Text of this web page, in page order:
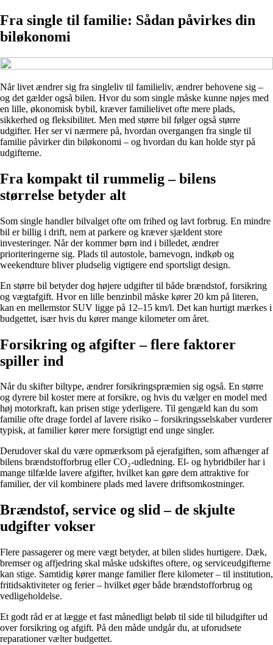
Fra single til familie: Sådan påvirkes din
biløkonomi
Når livet ændrer sig fra singleliv til familieliv, ændrer behovene sig –
og det gælder også bilen. Hvor du som single måske kunne nøjes med
en lille, økonomisk bybil, kræver familielivet ofte mere plads,
sikkerhed og fleksibilitet. Men med større bil følger også større
udgifter. Her ser vi nærmere på, hvordan overgangen fra single til
familie påvirker din biløkonomi – og hvordan du kan holde styr på
udgifterne.
Fra kompakt til rummelig – bilens
størrelse betyder alt
Som single handler bilvalget ofte om frihed og lavt forbrug. En mindre
bil er billig i drift, nem at parkere og kræver sjældent store
investeringer. Når der kommer børn ind i billedet, ændrer
prioriteringerne sig. Plads til autostole, barnevogn, indkøb og
weekendture bliver pludselig vigtigere end sportsligt design.
En større bil betyder dog højere udgifter til både brændstof, forsikring
og vægtafgift. Hvor en lille benzinbil måske kører 20 km på literen,
kan en mellemstor SUV ligge på 12–15 km/l. Det kan hurtigt mærkes i
budgettet, især hvis du kører mange kilometer om året.
Forsikring og afgifter – flere faktorer
spiller ind
Når du skifter biltype, ændrer forsikringspræmien sig også. En større
og dyrere bil koster mere at forsikre, og hvis du vælger en model med
høj motorkraft, kan prisen stige yderligere. Til gengæld kan du som
familie ofte drage fordel af lavere risiko – forsikringsselskaber vurderer
typisk, at familier kører mere forsigtigt end unge singler.
Derudover skal du være opmærksom på ejerafgiften, som afhænger af
bilens brændstofforbrug eller CO₂-udledning. El- og hybridbiler har i
mange tilfælde lavere afgifter, hvilket kan gøre dem attraktive for
familier, der vil kombinere plads med lavere driftsomkostninger.
Brændstof, service og slid – de skjulte
udgifter vokser
Flere passagerer og mere vægt betyder, at bilen slides hurtigere. Dæk,
bremser og affjedring skal måske udskiftes oftere, og serviceudgifterne
kan stige. Samtidig kører mange familier flere kilometer – til institution,
fritidsaktiviteter og ferier – hvilket øger både brændstofforbrug og
vedligeholdelse.
Et godt råd er at lægge et fast månedligt beløb til side til biludgifter ud
over forsikring og afgift. På den måde undgår du, at uforudsete
reparationer vælter budgettet.